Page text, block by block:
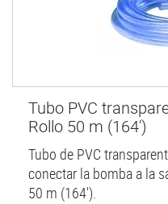
Tubo PVC
Rollo 50 m (164')
Tubo de PVC
conectar la bomba a la
50 m (164').